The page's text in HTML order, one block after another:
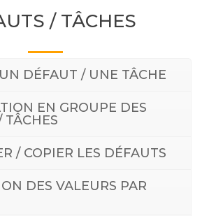
/ TÂCHES
DÉFAUT / UNE TÂCHE
EN GROUPE DES
TÂCHES
/ COPIER LES DÉFAUTS
DES VALEURS PAR